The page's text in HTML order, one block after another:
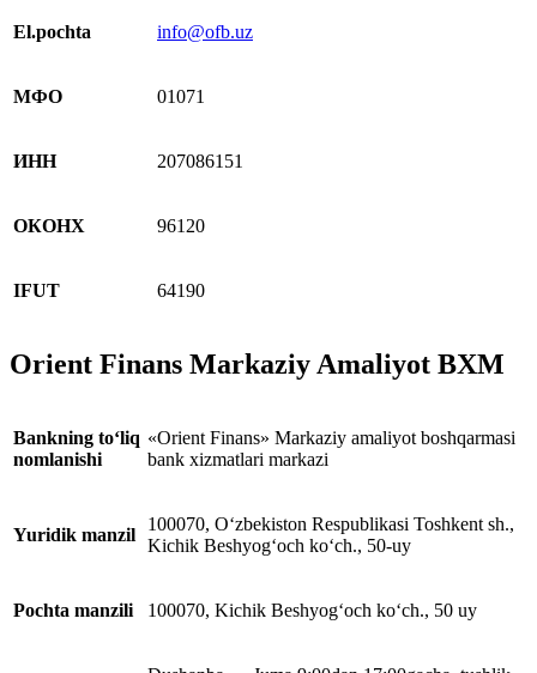
El.pochta info@ofb.uz
МФО 01071
ИНН 207086151
ОКОНХ 96120
IFUT 64190
Orient Finans Markaziy Amaliyot BXM
Bankning to‘liq
nomlanishi
«Orient Finans» Markaziy amaliyot boshqarmasi
bank xizmatlari markazi
Yuridik manzil
100070, O‘zbekiston Respublikasi Toshkent sh.,
Kichik Beshyog‘och ko‘ch., 50-uy
Pochta manzili 100070, Kichik Beshyog‘och ko‘ch., 50 uy